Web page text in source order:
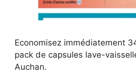
Economisez immédiatement
pack de capsules lave-
Auchan.